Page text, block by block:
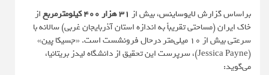
براساس گزارشلایوساینس، بیش از ۳۱ هزار ۴۰۰ کیلومترمربع
از
خاک ایران (مساحتی تقریباً به اندازه استان آذربایجان غربی) سالانه با
سرعتی بیش از ۱۰ میلی‌متر درحال فرونشست است. «جسیکا پین»
(Jessica Payne)، سرپرست این تحقیق از دانشگاه لیدز بریتانیا،
می‌گوید: